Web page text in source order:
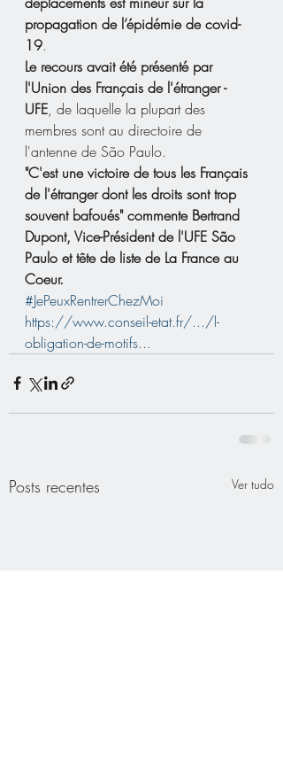
propagation de l’épidémie de covid-
19.
Le recours avait été présenté par
l'Union des Français de l'étranger -
UFE, de laquelle la plupart des
membres sont au directoire de
l'antenne de São Paulo.
"C'est une victoire de tous les Français
de l'étranger dont les droits sont trop
souvent bafoués" commente Bertrand
Dupont, Vice-Président de l'UFE São
Paulo et tête de liste de La France au
Coeur.
#JePeuxRentrerChezMoi
https://www.conseil-etat.fr/.../l-
obligation-de-motifs...
Posts recentes Ver tudo